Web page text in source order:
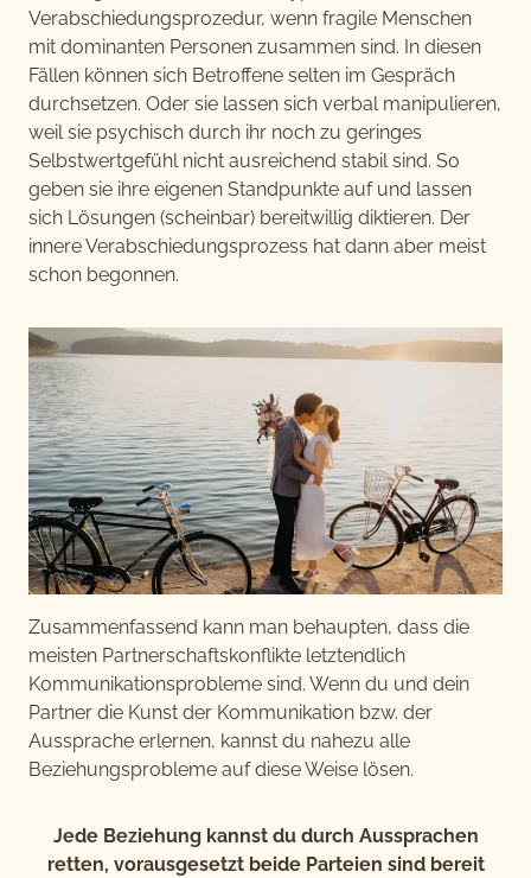
Verabschiedungsprozedur, wenn fragile Menschen
mit dominanten Personen zusammen sind. In diesen
Fällen können sich Betroffene selten im Gespräch
durchsetzen. Oder sie lassen sich verbal manipulieren,
weil sie psychisch durch ihr noch zu geringes
Selbstwertgefühl nicht ausreichend stabil sind. So
geben sie ihre eigenen Standpunkte auf und lassen
sich Lösungen (scheinbar) bereitwillig diktieren. Der
innere Verabschiedungsprozess hat dann aber meist
schon begonnen.
Zusammenfassend kann man behaupten, dass die
meisten Partnerschaftskonflikte letztendlich
Kommunikationsprobleme sind. Wenn du und dein
Partner die Kunst der Kommunikation bzw. der
Aussprache erlernen, kannst du nahezu alle
Beziehungsprobleme auf diese Weise lösen.
Jede Beziehung kannst du durch Aussprachen
retten, vorausgesetzt beide Parteien sind bereit